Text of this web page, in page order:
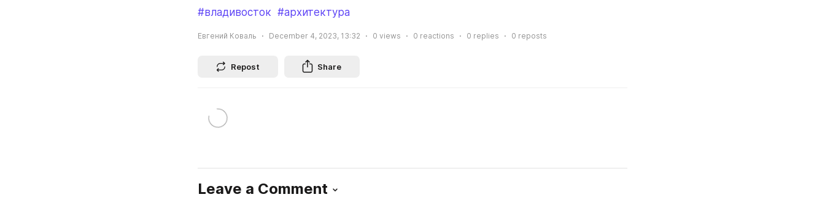
#владивосток #архитектура
Евгений Коваль December 4, 2023, 13:32 0 views 0 reactions 0 replies 0 reposts
Repost Share
Leave a Comment